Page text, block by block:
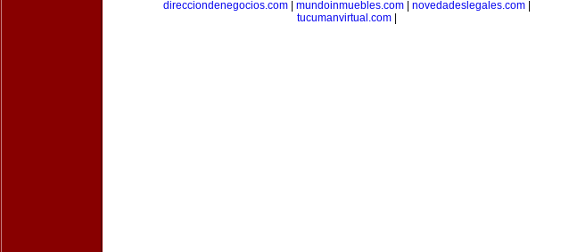
direcciondenegocios.com
mundoinmuebles.com novedadeslegales.com
tucumanvirtual.com